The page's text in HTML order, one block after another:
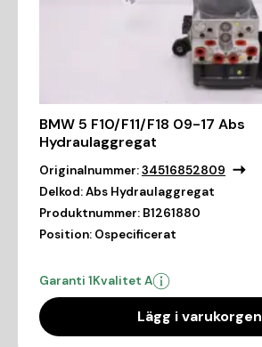
BMW 5 F10/F11/F18 09-17 Abs
Hydraulaggregat
Originalnummer:34516852809
Delkod:Abs Hydraulaggregat
Produktnummer: B1261880
Position: Ospecificerat
Garanti 1Kvalitet A
Lägg i varukorgen